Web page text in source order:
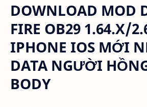
DOWNLOAD MOD
FIRE OB29 1.64.X/
IPHONE IOS MỚI
DATA NGƯỜI
BODY